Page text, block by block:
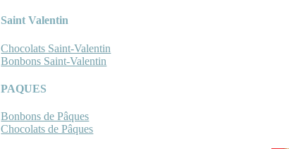
Saint Valentin
Chocolats Saint-Valentin
Bonbons Saint-Valentin
PAQUES
Bonbons de Pâques
Chocolats de Pâques